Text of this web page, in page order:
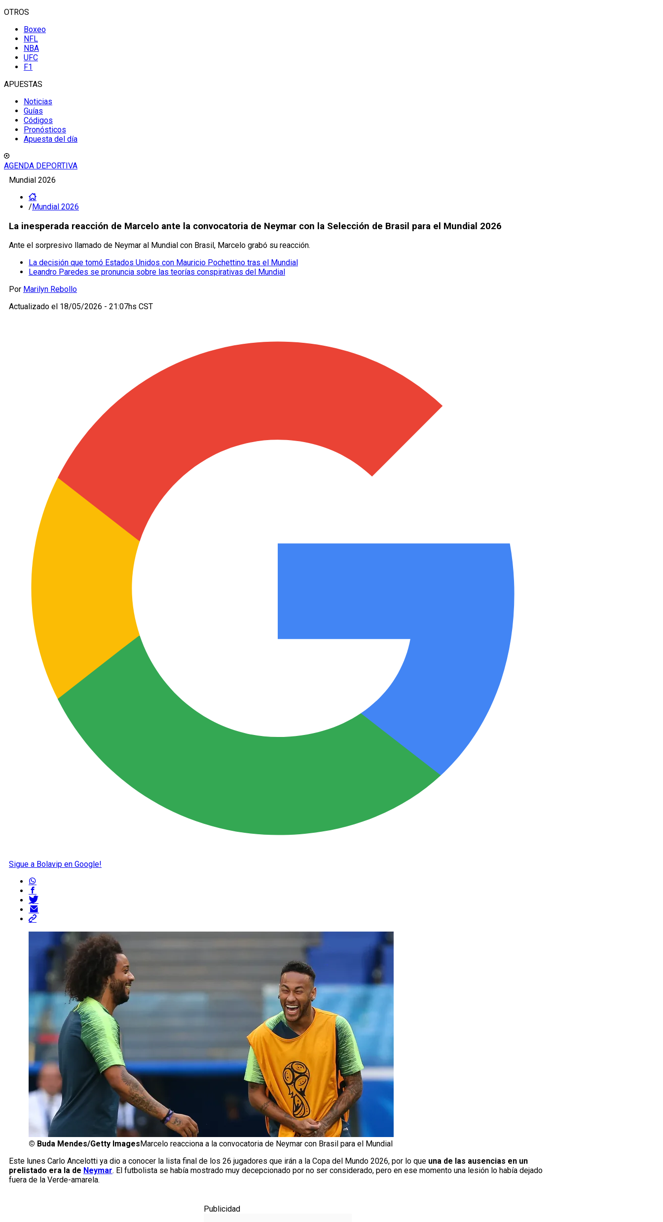
OTROS
Boxeo
NFL
NBA
UFC
F1
APUESTAS
Noticias
Guías
Códigos
Pronósticos
Apuesta del día
AGENDA DEPORTIVA
Mundial 2026
/Mundial 2026
La inesperada reacción de Marcelo ante la convocatoria de Neymar con la Selección de Brasil para el Mundial 2026
Ante el sorpresivo llamado de Neymar al Mundial con Brasil, Marcelo grabó su reacción.
La decisión que tomó Estados Unidos con Mauricio Pochettino tras el Mundial
Leandro Paredes se pronuncia sobre las teorías conspirativas del Mundial
Por Marilyn Rebollo
Actualizado el 18/05/2026 - 21:07hs CST
Sigue a Bolavip en Google!
© Buda Mendes/Getty Images Marcelo reacciona a la convocatoria de Neymar con Brasil para el Mundial
Este lunes Carlo Ancelotti ya dio a conocer la lista final de los 26 jugadores que irán a la Copa del Mundo 2026, por lo que una de las ausencias en un
prelistado era la de Neymar. El futbolista se había mostrado muy decepcionado por no ser considerado, pero en ese momento una lesión lo había dejado
fuera de la Verde-amarela.
Publicidad